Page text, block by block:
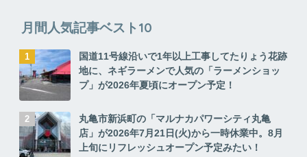
月間人気記事ベスト10
国道11号線沿いで1年以上工事してたりょう花跡
地に、ネギラーメンで人気の「ラーメンショッ
プ」が2026年夏頃にオープン予定！
丸亀市新浜町の「マルナカパワーシティ丸亀
店」が2026年7月21日(火)から一時休業中。8月
上旬にリフレッシュオープン予定みたい！